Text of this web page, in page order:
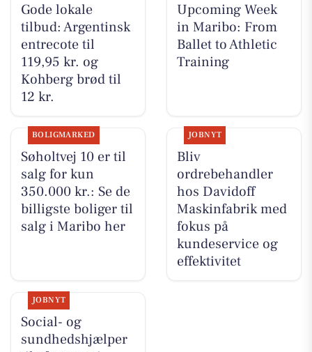
Gode lokale
tilbud: Argentinsk
entrecote til
119,95 kr. og
Kohberg brød til
12 kr.
Upcoming Week
in Maribo: From
Ballet to Athletic
Training
BOLIGMARKED
Søholtvej 10 er til
salg for kun
350.000 kr.: Se de
billigste boliger til
salg i Maribo her
JOBNYT
Bliv
ordrebehandler
hos Davidoff
Maskinfabrik med
fokus på
kundeservice og
effektivitet
JOBNYT
Social- og
sundhedshjælper